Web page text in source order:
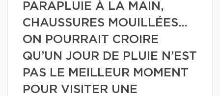
PARAPLUIE À LA MAIN,
CHAUSSURES MOUILLÉES…
ON POURRAIT CROIRE
QU’UN JOUR DE PLUIE N’EST
PAS LE MEILLEUR MOMENT
POUR VISITER UNE